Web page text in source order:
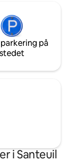
på
stedet
i Santeuil